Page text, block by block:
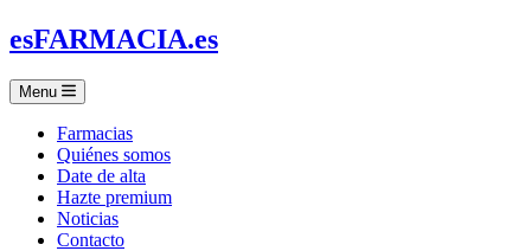
esFARMACIA.es
Menu
Farmacias
Quiénes somos
Date de alta
Hazte premium
Noticias
Contacto